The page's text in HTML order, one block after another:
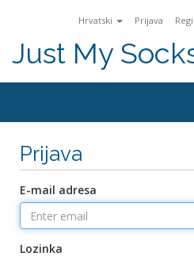
Hrvatski Prijava
Just My
Prijava
E-mail adresa
Lozinka